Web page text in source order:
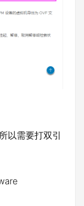
以需要打双引